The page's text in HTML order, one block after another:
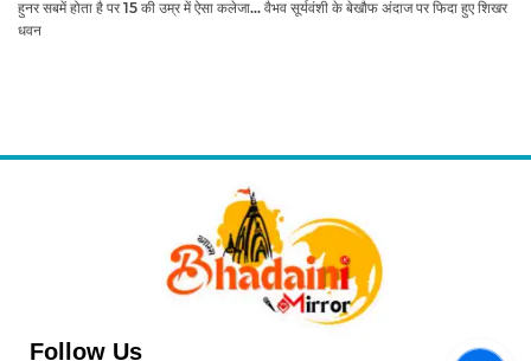
हुनर सबमें होता है पर 15 की उम्र में ऐसा कलेजा... वैभव सूर्यवंशी के बेखौफ अंदाज पर फिदा हुए शिखर
धवन
Follow Us